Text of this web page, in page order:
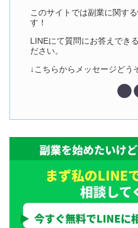
このサイトでは副業に関す
す！
LINEにて質問にお答えでき
ださい。
↓こちらからメッセージどう